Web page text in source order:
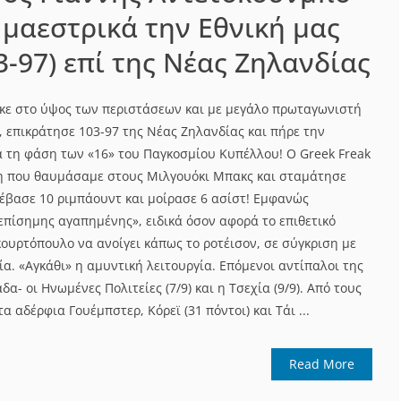
την Εθνική μας
97) επί της Νέας Ζηλανδίας
στο ύψος των περιστάσεων και με μεγάλο πρωταγωνιστή
103-97 της Νέας Ζηλανδίας και πήρε την
τη φάση των «16» του Παγκοσμίου Κυπέλλου! Ο Greek Freak
που θαυμάσαμε στους Μιλγουόκι Μπακς και σταμάτησε
10 ριμπάουντ και μοίρασε 6 ασίστ! Εμφανώς
αγαπημένης», ειδικά όσον αφορά το επιθετικό
να ανοίγει κάπως το ροτέισον, σε σύγκριση με
«Αγκάθι» η αμυντική λειτουργία. Επόμενοι αντίπαλοι της
οι Ηνωμένες Πολιτείες (7/9) και η Τσεχία (9/9). Από τους
αδέρφια Γουέμπστερ, Κόρεϊ (31 πόντοι) και Τάι ...
Read More